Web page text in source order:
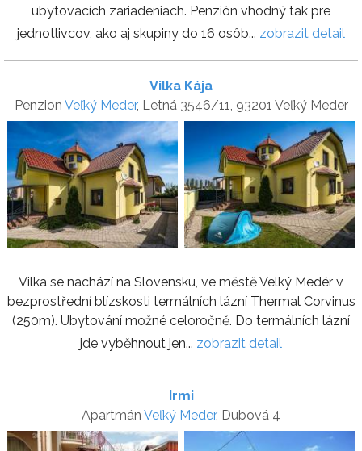
ubytovacích zariadeniach. Penzión vhodný tak pre
jednotlivcov, ako aj skupiny do 16 osôb... zobrazit detail
Vilka Kája
Penzion Veľký Meder, Letná 3546/11, 93201 Veľký Meder
Vilka se nachází na Slovensku, ve městě Velký Medér v
bezprostřední blízskosti termálních lázní Thermal Corvinus
(250m). Ubytování možné celoročně. Do termálních lázní
jde vyběhnout jen... zobrazit detail
Irmi
Apartmán Veľký Meder, Dubová 4